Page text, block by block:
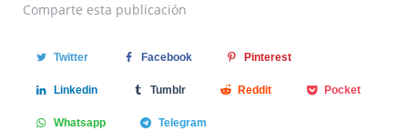
Comparte esta publicación
Twitter Facebook Pinterest
Linkedin Tumblr Reddit Pocket
Whatsapp Telegram